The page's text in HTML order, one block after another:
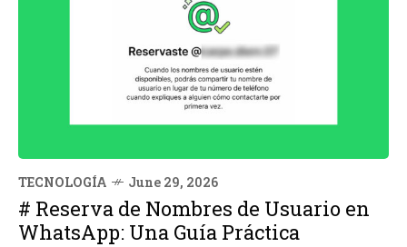
TECNOLOGÍA June 29, 2026
# Reserva de Nombres de Usuario en
WhatsApp: Una Guía Práctica